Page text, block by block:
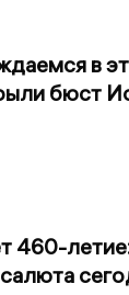
в
бюст
460-